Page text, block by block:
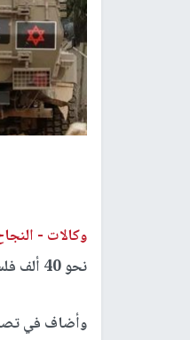
وكالات -
نحو 40 ألف فلسطيني على النزوح في الضفة الغربية، منذ مطلع العام الماضي 2025 وحتى اليوم.
وأضاف في